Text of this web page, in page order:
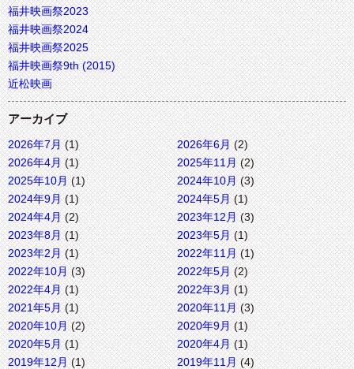
福井映画祭2023
福井映画祭2024
福井映画祭2025
福井映画祭9th (2015)
近松映画
アーカイブ
2026年7月(1) 2026年6月(2)
2026年4月(1) 2025年11月(2)
2025年10月(1) 2024年10月(3)
2024年9月(1) 2024年5月(1)
2024年4月(2) 2023年12月(3)
2023年8月(1) 2023年5月(1)
2023年2月(1) 2022年11月(1)
2022年10月(3) 2022年5月(2)
2022年4月(1) 2022年3月(1)
2021年5月(1) 2020年11月(3)
2020年10月(2) 2020年9月(1)
2020年5月(1) 2020年4月(1)
2019年12月(1) 2019年11月(4)